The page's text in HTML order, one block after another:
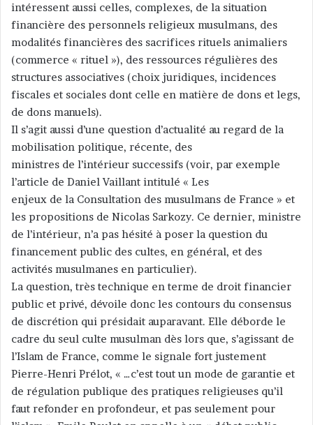
intéressent aussi celles, complexes, de la situation
financière des personnels religieux musulmans, des
modalités financières des sacrifices rituels animaliers
(commerce « rituel »), des ressources régulières des
structures associatives (choix juridiques, incidences
fiscales et sociales dont celle en matière de dons et legs,
de dons manuels).
Il s’agit aussi d’une question d’actualité au regard de la
mobilisation politique, récente, des
ministres de l’intérieur successifs (voir, par exemple
l’article de Daniel Vaillant intitulé « Les
enjeux de la Consultation des musulmans de France » et
les propositions de Nicolas Sarkozy. Ce dernier, ministre
de l’intérieur, n’a pas hésité à poser la question du
financement public des cultes, en général, et des
activités musulmanes en particulier).
La question, très technique en terme de droit financier
public et privé, dévoile donc les contours du consensus
de discrétion qui présidait auparavant. Elle déborde le
cadre du seul culte musulman dès lors que, s’agissant de
l’Islam de France, comme le signale fort justement
Pierre-Henri Prélot, « …c’est tout un mode de garantie et
de régulation publique des pratiques religieuses qu’il
faut refonder en profondeur, et pas seulement pour